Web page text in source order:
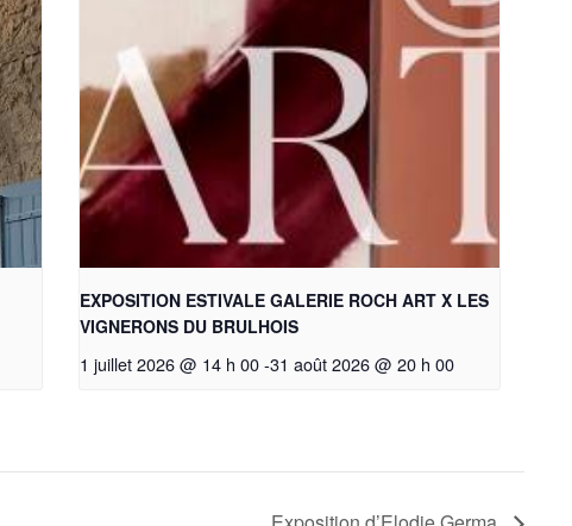
EXPOSITION ESTIVALE GALERIE ROCH ART X LES
VIGNERONS DU BRULHOIS
1 juillet 2026 @ 14 h 00 -31 août 2026 @ 20 h 00